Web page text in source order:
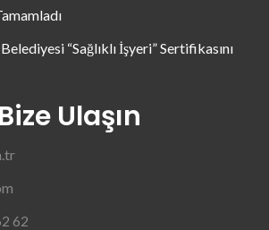
“Sağlıklı İşyeri” Sertifikasını
Bize Ulaşın
62